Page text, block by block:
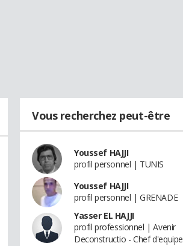
Vous recherchez peut-être
Youssef HAJJI
profil personnel | TUNIS
Youssef HAJJI
profil personnel | GRENADE
Yasser EL HAJJI
profil professionnel | Avenir
Deconstructio - Chef d'equipe